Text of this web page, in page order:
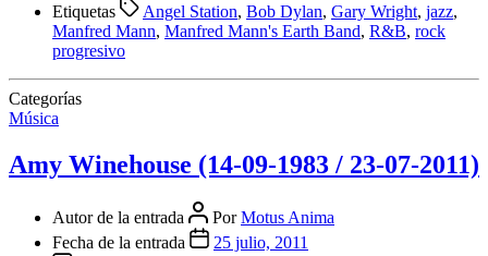
Etiquetas Angel Station, Bob Dylan, Gary Wright, jazz,
Manfred Mann, Manfred Mann's Earth Band, R&B, rock
progresivo
Categorías
Música
Amy Winehouse (14-09-1983 / 23-07-2011)
Autor de la entrada PorMotus Anima
Fecha de la entrada
25 julio, 2011